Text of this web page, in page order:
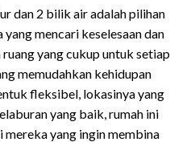
dan 2 bilik air adalah pilihan
mencari keselesaan dan
yang cukup untuk setiap
memudahkan kehidupan
fleksibel, lokasinya yang
yang baik, rumah ini
yang ingin membina